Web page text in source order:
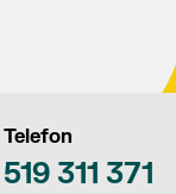
Telefon
519 311 371